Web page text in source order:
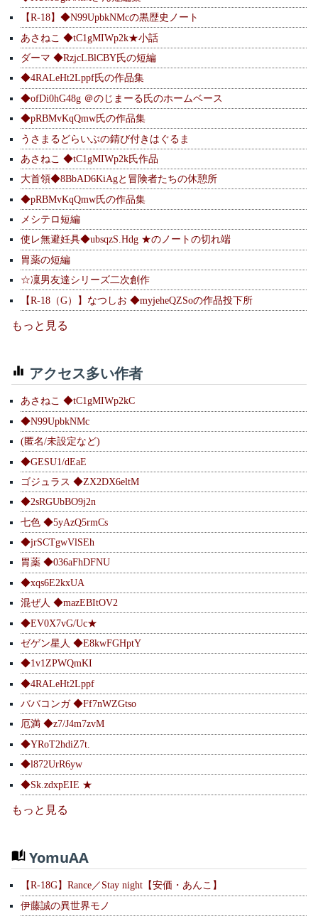
【R-18】◆N99UpbkNMcの黒歴史ノート
あさねこ ◆tC1gMIWp2k★小話
ダーマ ◆RzjcLBlCBY氏の短編
◆4RALeHt2Lppf氏の作品集
◆ofDi0hG48g ＠のじまーる氏のホームベース
◆pRBMvKqQmw氏の作品集
うさまるどらいぶの錆び付きはぐるま
あさねこ ◆tC1gMIWp2k氏作品
大首領◆8BbAD6KiAgと冒険者たちの休憩所
◆pRBMvKqQmw氏の作品集
メシテロ短編
使レ無避妊具◆ubsqzS.Hdg ★のノートの切れ端
胃薬の短編
☆凜男友達シリーズ二次創作
【R-18（G）】なつしお ◆myjeheQZSoの作品投下所
もっと見る
アクセス多い作者
あさねこ ◆tC1gMIWp2kC
◆N99UpbkNMc
(匿名/未設定など)
◆GESU1/dEaE
ゴジュラス ◆ZX2DX6eltM
◆2sRGUbBO9j2n
七色 ◆5yAzQ5rmCs
◆jrSCTgwVlSEh
胃薬 ◆036aFhDFNU
◆xqs6E2kxUA
混ぜ人 ◆mazEBItOV2
◆EV0X7vG/Uc★
ゼゲン星人 ◆E8kwFGHptY
◆1v1ZPWQmKI
◆4RALeHt2Lppf
ババコンガ ◆Ff7nWZGtso
厄満 ◆z7/J4m7zvM
◆YRoT2hdiZ7t.
◆l872UrR6yw
◆Sk.zdxpEIE ★
もっと見る
YomuAA
【R-18G】Rance／Stay night【安価・あんこ】
伊藤誠の異世界モノ